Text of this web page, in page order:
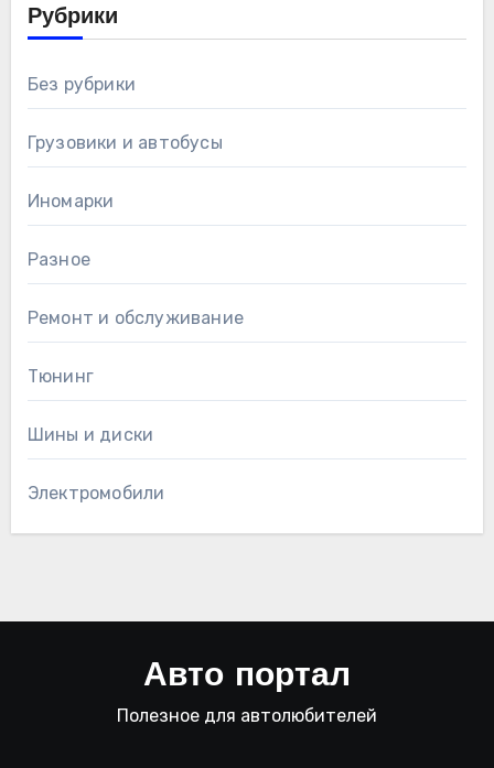
Рубрики
Без рубрики
Грузовики и автобусы
Иномарки
Разное
Ремонт и обслуживание
Тюнинг
Шины и диски
Электромобили
Авто портал
Полезное для автолюбителей